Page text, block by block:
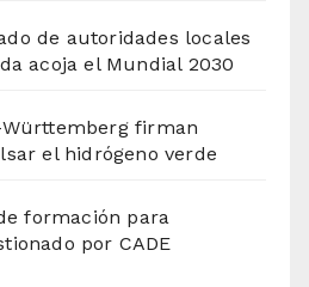
de autoridades locales
acoja el Mundial 2030
firman
el hidrógeno verde
formación para
por CADE